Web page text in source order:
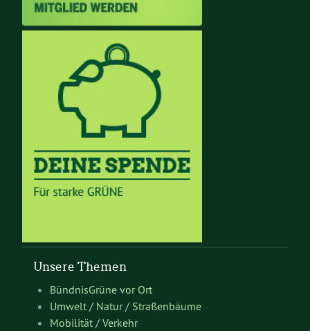
Unsere Themen
BündnisGrüne vor Ort
Umwelt / Natur / Straßenbäume
Mobilität / Verkehr